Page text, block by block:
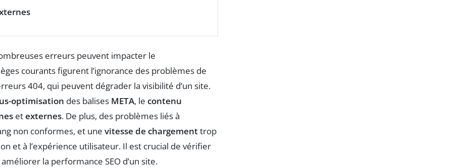
erreurs peuvent impacter le
courants figurent l’ignorance des problèmes de
404, qui peuvent dégrader la visibilité d’un site.
optimisation des balises META, le contenu
etexternes. De plus, des problèmes liés à
non conformes, et une vitesse de chargementtrop
et à l’expérience utilisateur. Il est crucial de vérifier
la performance SEO d’un site.